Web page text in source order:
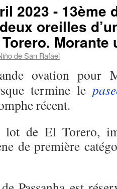
2023 - 13ème
oreilles
Morante
de San Rafael
ovation pour
termine le
récent.
lot de El Torero,
de première